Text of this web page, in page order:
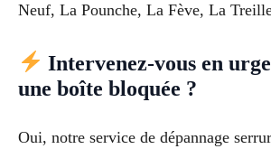
Neuf, La Pounche, La Fève, La
Intervenez-vous en
une boîte bloquée ?
Oui, notre service de dépannage